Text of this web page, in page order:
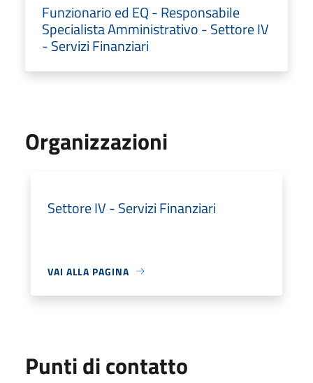
Funzionario ed EQ - Responsabile
Specialista Amministrativo - Settore IV
- Servizi Finanziari
Organizzazioni
Settore IV - Servizi Finanziari
VAI ALLA PAGINA
Punti di contatto